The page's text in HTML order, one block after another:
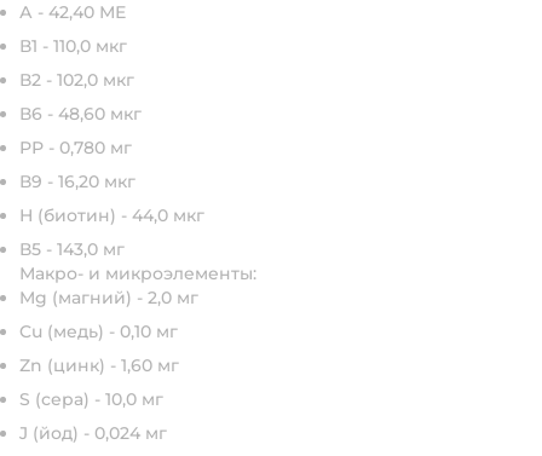
А - 42,40 МЕ
В1 - 110,0 мкг
В2 - 102,0 мкг
В6 - 48,60 мкг
РР - 0,780 мг
В9 - 16,20 мкг
Н (биотин) - 44,0 мкг
В5 - 143,0 мг
Макро- и микроэлементы:
Mg (магний) - 2,0 мг
Cu (медь) - 0,10 мг
Zn (цинк) - 1,60 мг
S (сера) - 10,0 мг
J (йод) - 0,024 мг